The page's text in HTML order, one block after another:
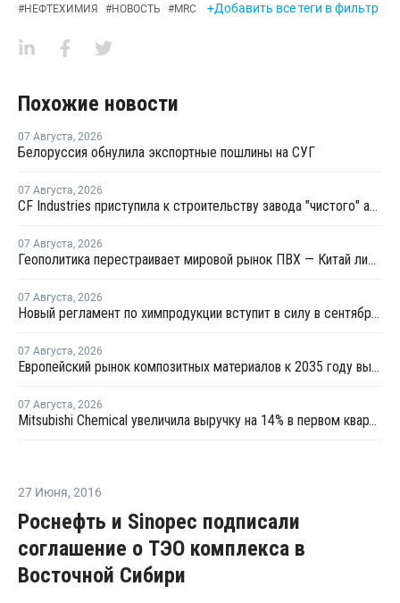
#НЕФТЕХИМИЯ #НОВОСТЬ #MRC +Добавить все теги в фильтр
Похожие новости
07 Августа, 2026
Белоруссия обнулила экспортные пошлины на СУГ
07 Августа, 2026
CF Industries приступила к строительству завода "чистого" аммиака за USD4 миллиарда
07 Августа, 2026
Геополитика перестраивает мировой рынок ПВХ — Китай лидирует в экспорте
07 Августа, 2026
Новый регламент по химпродукции вступит в силу в сентябре 2027 года
07 Августа, 2026
Европейский рынок композитных материалов к 2035 году вырастет до USD47,5 млрд
07 Августа, 2026
Mitsubishi Chemical увеличила выручку на 14% в первом квартале японского финансового года
27 Июня, 2016
Роснефть и Sinopec подписали
соглашение о ТЭО комплекса в
Восточной Сибири